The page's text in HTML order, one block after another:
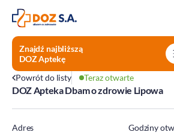
O firmie
Znajdź najbliższą
DOZ Aptekę
Powrót do listy Teraz otwarte
DOZ Apteka Dbam o zdrowie Lipowa
Adres
Godziny